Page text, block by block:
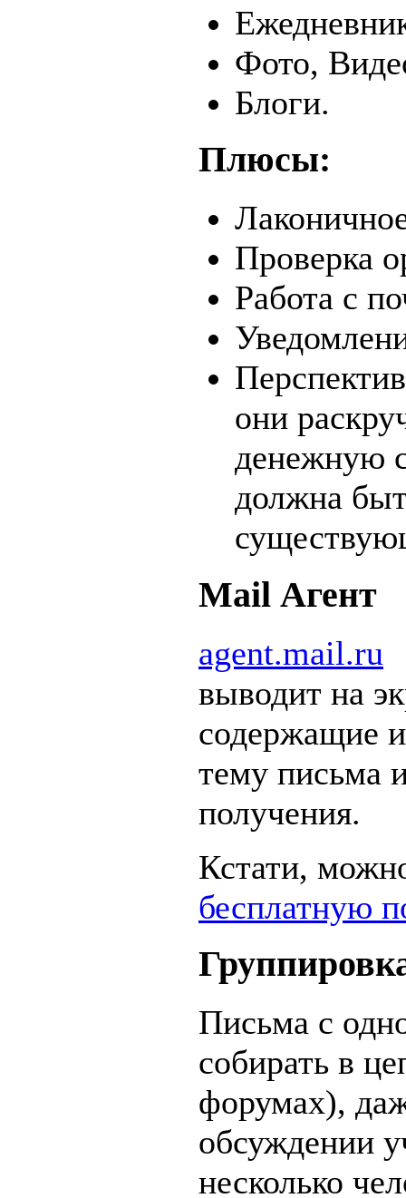
Фото,
Блоги.
Плюсы:
Проверка
Работа с
они
денежную
должна
Mail Агент
agent.mail.ru
выводит на
содержащие
тему письма
получения.
Кстати,
бесплатную
Письма с
собирать в
форумах),
обсуждении
несколько